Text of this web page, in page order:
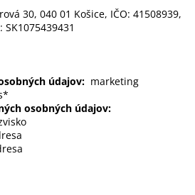
30, 040 01 Košice, IČO: 41508939,
SK1075439431
údajov: marketing
osobných údajov: